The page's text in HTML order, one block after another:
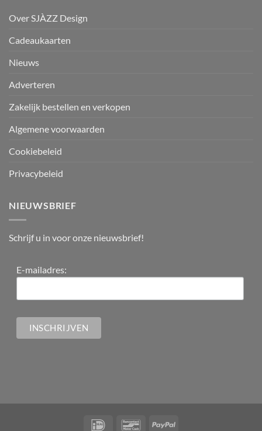
Over SJÀZZ Design
Cadeaukaarten
Nieuws
Adverteren
Zakelijk bestellen en verkopen
Algemene voorwaarden
Cookiebeleid
Privacybeleid
NIEUWSBRIEF
Schrijf u in voor onze nieuwsbrief!
E-mailadres: